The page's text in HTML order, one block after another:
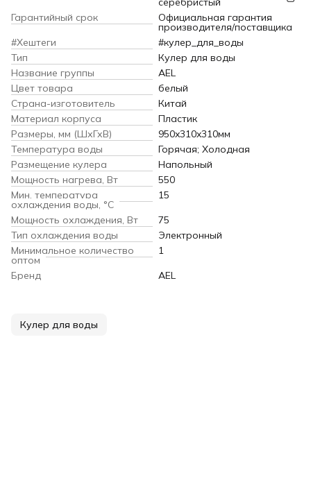
Гарантийный срок
Официальная гарантия
производителя/поставщика
#Хештеги
#кулер_для_воды
Тип
Кулер для воды
Название группы
AEL
Цвет товара
белый
Страна-изготовитель
Китай
Материал корпуса
Пластик
Размеры, мм (ШхГхВ)
950x310x310мм
Температура воды
Горячая; Холодная
Размещение кулера
Напольный
Мощность нагрева, Вт
550
Мин. температура
охлаждения воды, °С
15
Мощность охлаждения, Вт
75
Тип охлаждения воды
Электронный
Минимальное количество
оптом
1
Бренд
AEL
Кулер для воды